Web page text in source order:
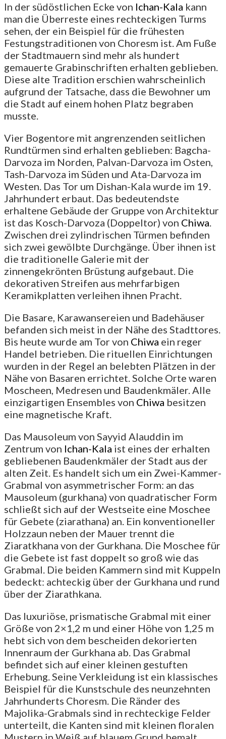
In der südöstlichen Ecke von Ichan-Kala kann
man die Überreste eines rechteckigen Turms
sehen, der ein Beispiel für die frühesten
Festungstraditionen von Choresm ist. Am Fuße
der Stadtmauern sind mehr als hundert
gemauerte Grabinschriften erhalten geblieben.
Diese alte Tradition erschien wahrscheinlich
aufgrund der Tatsache, dass die Bewohner um
die Stadt auf einem hohen Platz begraben
musste.
Vier Bogentore mit angrenzenden seitlichen
Rundtürmen sind erhalten geblieben: Bagcha-
Darvoza im Norden, Palvan-Darvoza im Osten,
Tash-Darvoza im Süden und Ata-Darvoza im
Westen. Das Tor um Dishan-Kala wurde im 19.
Jahrhundert erbaut. Das bedeutendste
erhaltene Gebäude der Gruppe von Architektur
ist das Kosch-Darvoza (Doppeltor) von Chiwa.
Zwischen drei zylindrischen Türmen befinden
sich zwei gewölbte Durchgänge. Über ihnen ist
die traditionelle Galerie mit der
zinnengekrönten Brüstung aufgebaut. Die
dekorativen Streifen aus mehrfarbigen
Keramikplatten verleihen ihnen Pracht.
Die Basare, Karawansereien und Badehäuser
befanden sich meist in der Nähe des Stadttores.
Bis heute wurde am Tor von Chiwa ein reger
Handel betrieben. Die rituellen Einrichtungen
wurden in der Regel an belebten Plätzen in der
Nähe von Basaren errichtet. Solche Orte waren
Moscheen, Medresen und Baudenkmäler. Alle
einzigartigen Ensembles von Chiwa besitzen
eine magnetische Kraft.
Das Mausoleum von Sayyid Alauddin im
Zentrum von Ichan-Kala ist eines der erhalten
gebliebenen Baudenkmäler der Stadt aus der
alten Zeit. Es handelt sich um ein Zwei-Kammer-
Grabmal von asymmetrischer Form: an das
Mausoleum (gurkhana) von quadratischer Form
schließt sich auf der Westseite eine Moschee
für Gebete (ziarathana) an. Ein konventioneller
Holzzaun neben der Mauer trennt die
Ziaratkhana von der Gurkhana. Die Moschee für
die Gebete ist fast doppelt so groß wie das
Grabmal. Die beiden Kammern sind mit Kuppeln
bedeckt: achteckig über der Gurkhana und rund
über der Ziarathkana.
Das luxuriöse, prismatische Grabmal mit einer
Größe von 2×1,2 m und einer Höhe von 1,25 m
hebt sich von dem bescheiden dekorierten
Innenraum der Gurkhana ab. Das Grabmal
befindet sich auf einer kleinen gestuften
Erhebung. Seine Verkleidung ist ein klassisches
Beispiel für die Kunstschule des neunzehnten
Jahrhunderts Choresm. Die Ränder des
Majolika-Grabmals sind in rechteckige Felder
unterteilt, die Kanten sind mit kleinen floralen